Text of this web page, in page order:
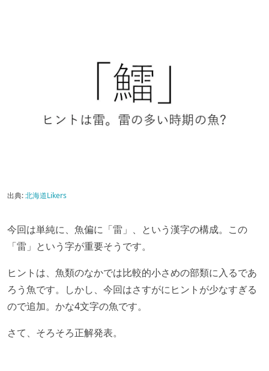
出典:北海道Likers
今回は単純に、魚偏に「雷」、という漢字の構成。この
「雷」という字が重要そうです。
ヒントは、魚類のなかでは比較的小さめの部類に入るであ
ろう魚です。しかし、今回はさすがにヒントが少なすぎる
ので追加。かな4文字の魚です。
さて、そろそろ正解発表。